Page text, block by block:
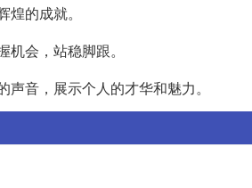
的成就。
会，站稳脚跟。
音，展示个人的才华和魅力。